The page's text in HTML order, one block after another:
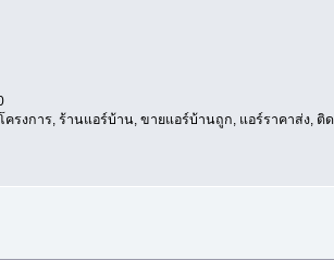
รงการ, ร้านแอร์บ้าน, ขายแอร์บ้านถูก, แอร์ราคาส่ง, ติ